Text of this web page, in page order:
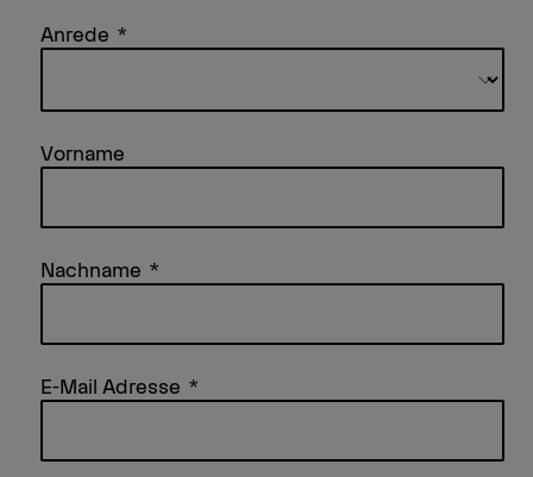
Anrede
Vorname
Nachname
E-Mail Adresse